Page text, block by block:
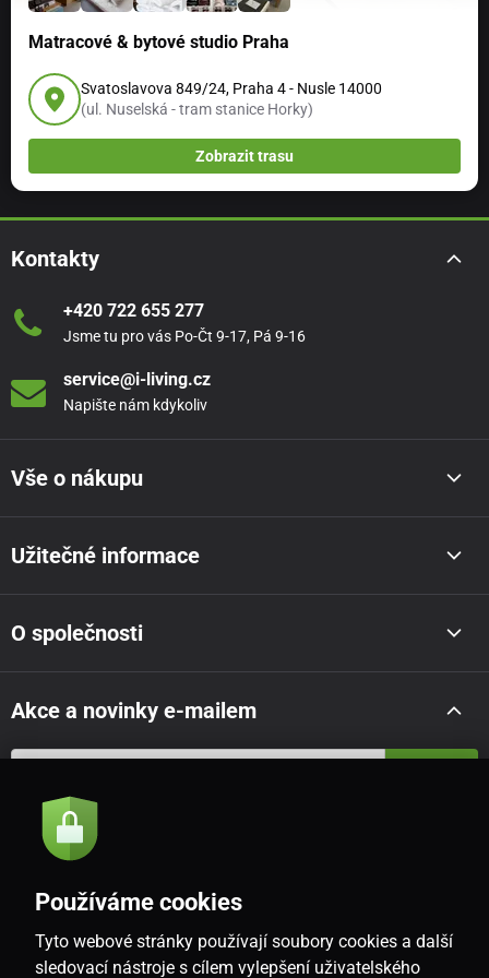
Odstíny barev na fotografiích nemusí zcela odpovídat
Vašeho monitoru.
Matracové & bytové studio Praha
Svatoslavova 849/24, Praha 4 - Nusle 14000
(ul. Nuselská - tram stanice Horky)
Zobrazit trasu
Kontakty
+420 722 655 277
Jsme tu pro vás Po-Čt 9-17, Pá 9-16
service@i-living.cz
Napište nám kdykoliv
Vše o nákupu
Užitečné informace
O společnosti
Akce a novinky e-mailem
Souhlasím se
CZ
Používáme cookies
Tyto webové stránky používají soubory cookies a další
sledovací nástroje s cílem vylepšení uživatelského